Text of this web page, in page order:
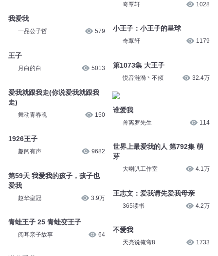
我爱我
一品公子哲 579
王子
月白的白 5013
爱我就跟我走(你说爱我就跟我
走)
舞动青春魂 150
1926王子
趣阅有声 9682
第59天 我爱我的孩子，孩子也
爱我
赵华皇冠 3.9万
青蛙王子 25 青蛙变王子
阅耳亲子故事 64
奇覃轩 1028
小王子：小王子的星球
奇覃轩 1179
第1073集 大王子
悦音涟漪丶不倾 32.4万
谁爱我
兽离罗先生 114
世界上最爱我的人 第792集 萌
芽
大喇叭工作室 4.1万
王志文：爱我请先爱我母亲
365读书 4.2万
不爱我
天亮说俺弯8 1733